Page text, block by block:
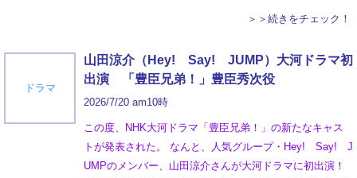
＞＞続きをチェック！
ドラマ
山田涼介（Hey! Say! JUMP）大河ドラマ初
出演 「豊臣兄弟！」豊臣秀次役
2026/7/20 am10時
この度、NHK大河ドラマ「豊臣兄弟！」の新たなキャス
トが発表された。 なんと、人気グループ・Hey! Say! J
UMPのメンバー、山田涼介さんが大河ドラマに初出演！